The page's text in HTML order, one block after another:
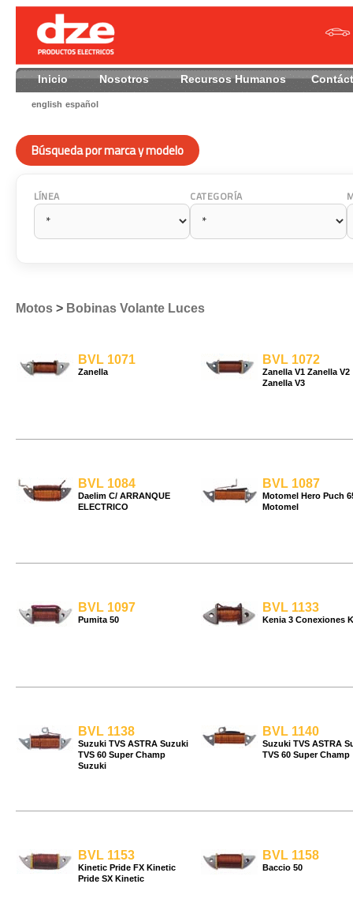
Inicio Nosotros Recursos Humanos
english español
Búsqueda por marca y modelo
LÍNEA CATEGORÍA
Motos> Bobinas Volante Luces
BVL 1071
Zanella
BVL 1072
Zanella V1 Zanella V2
Zanella V3
BVL 1084
Daelim C/ ARRANQUE
ELECTRICO
BVL 1087
Motomel Hero Puch
Motomel
BVL 1097
Pumita 50
BVL 1133
Kenia 3 Conexiones
BVL 1138
Suzuki TVS ASTRA Suzuki
TVS 60 Super Champ
Suzuki
BVL 1140
Suzuki TVS ASTRA
TVS 60 Super Champ
BVL 1153
Kinetic Pride FX Kinetic
Pride SX Kinetic
BVL 1158
Baccio 50